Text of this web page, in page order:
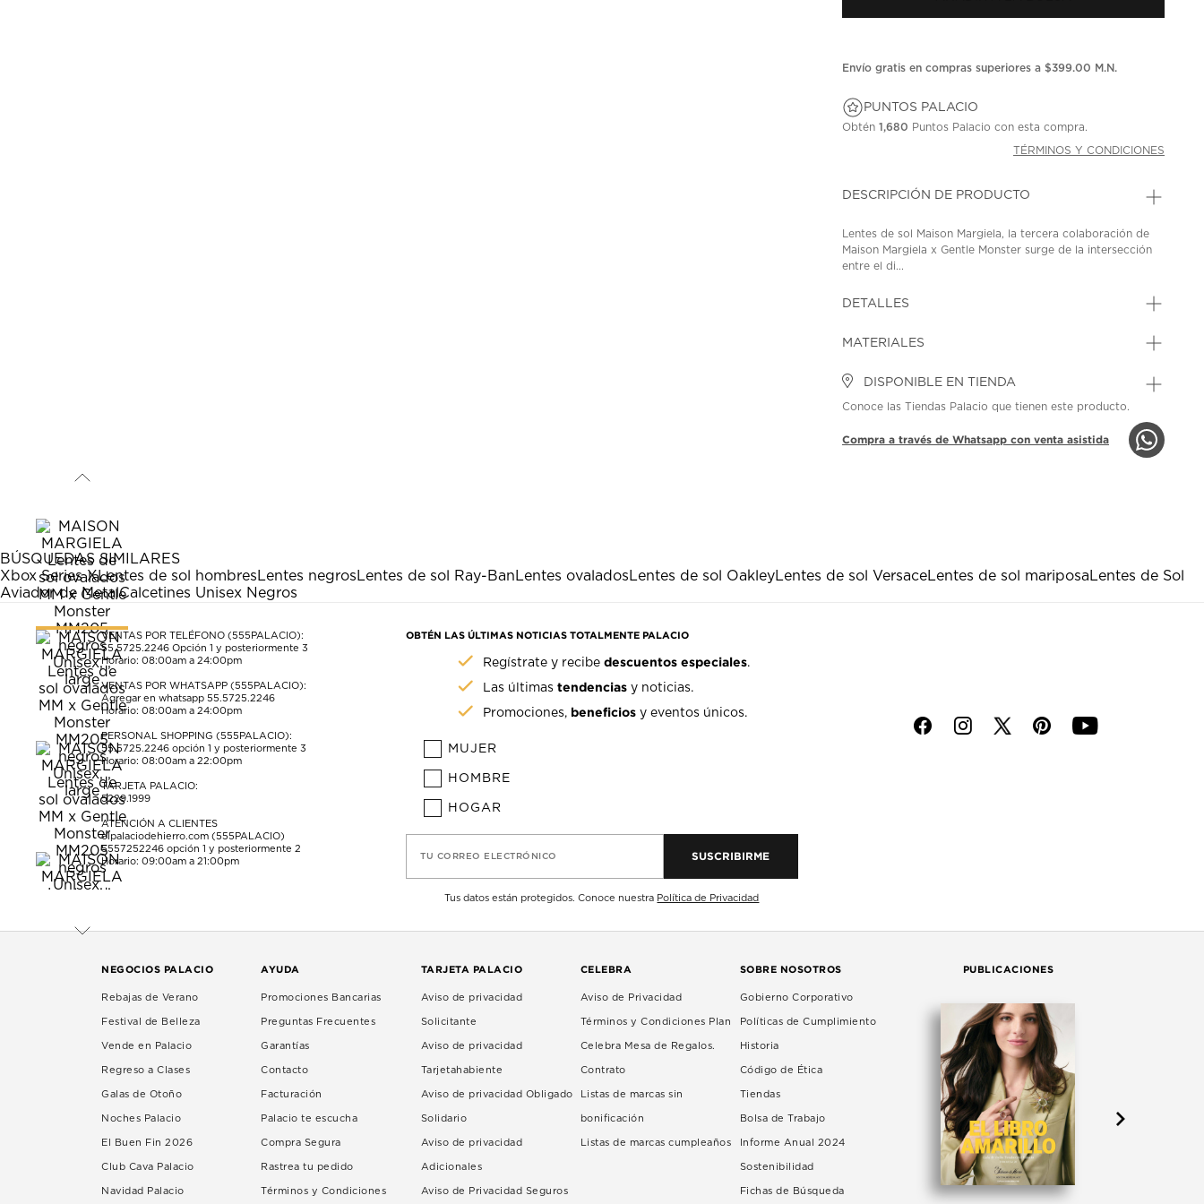
Envío gratis en compras superiores a $399.00 M.N.
PUNTOS PALACIO
Obtén1,680 Puntos Palacio con esta compra.
TÉRMINOS Y CONDICIONES
DESCRIPCIÓN DE PRODUCTO
Lentes de sol Maison Margiela, la tercera colaboración de
Maison Margiela x Gentle Monster surge de la intersección
entre el di...
DETALLES
MATERIALES
DISPONIBLE EN TIENDA
Conoce las Tiendas Palacio que tienen este producto.
Compra a través de Whatsapp con venta asistida
BÚSQUEDAS SIMILARES
Xbox Series XLentes de sol hombres Lentes negros Lentes de sol Ray-Ban Lentes ovalados Lentes de sol OakleyLentes de sol VersaceLentes de sol mariposa Lentes de Sol
Aviador de MetalCalcetines Unisex Negros
VENTAS POR TELÉFONO (555PALACIO):
55.5725.2246 Opción 1 y posteriormente 3
Horario: 08:00am a 24:00pm
VENTAS POR WHATSAPP (555PALACIO):
Agregar en whatsapp 55.5725.2246
Horario: 08:00am a 24:00pm
PERSONAL SHOPPING (555PALACIO):
55.5725.2246 opción 1 y posteriormente 3
Horario: 08:00am a 22:00pm
TARJETA PALACIO:
5229.1999
ATENCIÓN A CLIENTES
elpalaciodehierro.com (555PALACIO)
5557252246 opción 1 y posteriormente 2
Horario: 09:00am a 21:00pm
OBTÉN LAS ÚLTIMAS NOTICIAS TOTALMENTE PALACIO
Regístrate y recibedescuentos especiales.
Las últimastendencias y noticias.
Promociones, beneficios y eventos únicos.
MUJER
HOMBRE
HOGAR
TU CORREO ELECTRÓNICO SUSCRIBIRME
Tus datos están protegidos. Conoce nuestra Política de Privacidad
f i p y
NEGOCIOS PALACIO
Rebajas de Verano
Festival de Belleza
Vende en Palacio
Regreso a Clases
Galas de Otoño
Noches Palacio
El Buen Fin 2026
Club Cava Palacio
Navidad Palacio
AYUDA
Promociones Bancarias
Preguntas Frecuentes
Garantías
Contacto
Facturación
Palacio te escucha
Compra Segura
Rastrea tu pedido
Términos y Condiciones
TARJETA PALACIO
Aviso de privacidad
Solicitante
Aviso de privacidad
Tarjetahabiente
Aviso de privacidad Obligado
Solidario
Aviso de privacidad
Adicionales
Aviso de Privacidad Seguros
CELEBRA
Aviso de Privacidad
Términos y Condiciones Plan
Celebra Mesa de Regalos.
Contrato
Listas de marcas sin
bonificación
Listas de marcas cumpleaños
SOBRE NOSOTROS
Gobierno Corporativo
Políticas de Cumplimiento
Historia
Código de Ética
Tiendas
Bolsa de Trabajo
Informe Anual 2024
Sostenibilidad
Fichas de Búsqueda
PUBLICACIONES